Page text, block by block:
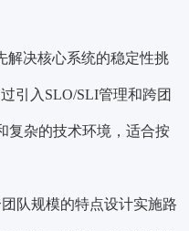
解决核心系统的稳定性挑
引入SLO/SLI管理和跨团
复杂的技术环境，适合按
队规模的特点设计实施路